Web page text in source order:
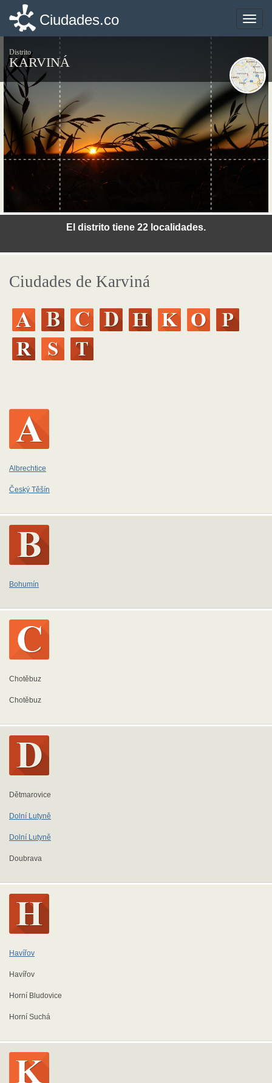
Toggle
Ciudades.co
Distrito
KARVINÁ
El distrito tiene 22 localidades.
Ciudades de Karviná
Albrechtice
Český Těšín
Bohumín
Chotěbuz
Chotěbuz
Dětmarovice
Dolní Lutyně
Dolní Lutyně
Doubrava
Havířov
Havířov
Horní Bludovice
Horní Suchá
Toggle
Ciudades.co